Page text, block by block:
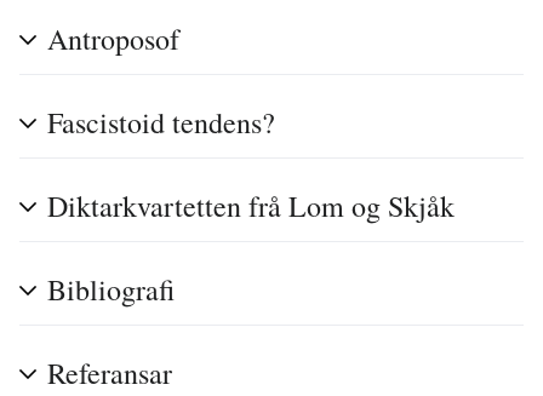
Antroposof
Fascistoid tendens?
Diktarkvartetten frå Lom og Skjåk
Bibliografi
Referansar